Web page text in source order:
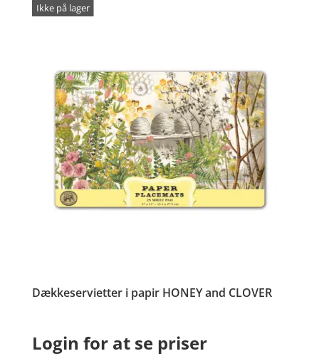
Ikke på lager
Dækkeservietter i papir HONEY and CLOVER
Login for at se priser